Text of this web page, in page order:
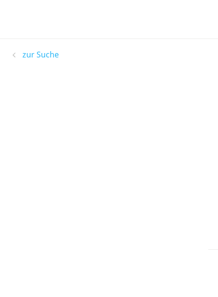
zur Suche